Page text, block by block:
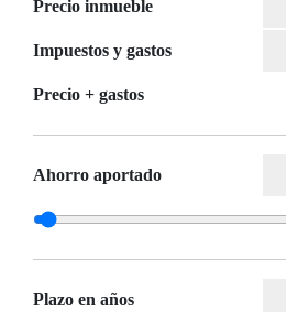
Precio inmueble
Impuestos y gastos
Precio + gastos
Ahorro aportado
Plazo en años